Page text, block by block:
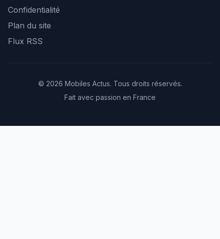
Confidentialité
Plan du site
Flux RSS
© 2026 Mobiles Actus. Tous droits réservés.
Fait avec passion en France